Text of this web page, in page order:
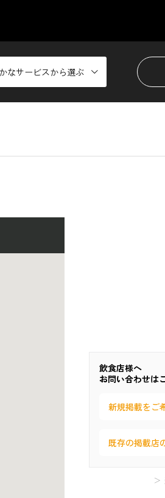
なサービスから選ぶ
飲食店様へ
お問い合わせは
新規掲載をご
既存の掲載店
＞